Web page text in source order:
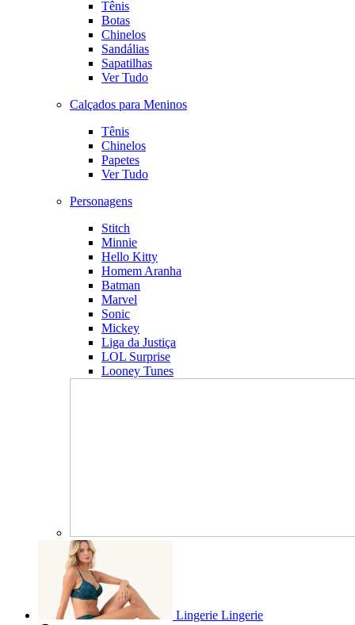
Tênis
Botas
Chinelos
Sandálias
Sapatilhas
Ver Tudo
Calçados para Meninos
Tênis
Chinelos
Papetes
Ver Tudo
Personagens
Stitch
Minnie
Hello Kitty
Homem Aranha
Batman
Marvel
Sonic
Mickey
Liga da Justiça
LOL Surprise
Looney Tunes
Lingerie Lingerie